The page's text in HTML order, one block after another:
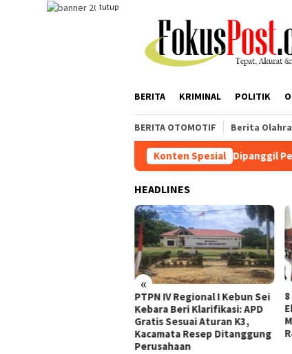
tutup
BERITA KRIMINAL POLITIK
BERITA OTOMOTIF Berita
Konten Spesial
Mangkir Dipanggil Penyidik, AA Berdalih
HEADLINES
«
PTPN IV Regional I Kebun Sei
Kebara Beri Klarifikasi: APD
Gratis Sesuai Aturan K3,
Kacamata Resep Ditanggung
Perusahaan